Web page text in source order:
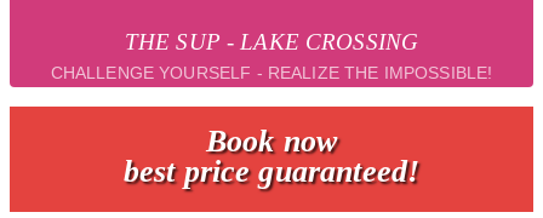
THE SUP - LAKE CROSSING
CHALLENGE YOURSELF - REALIZE THE IMPOSSIBLE!
Book now
best price guaranteed!